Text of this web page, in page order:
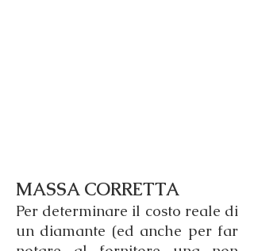
MASSA CORRETTA
Per determinare il costo reale di
un diamante (ed anche per far